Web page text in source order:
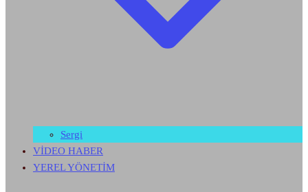
Sergi
VİDEO HABER
YEREL YÖNETİM